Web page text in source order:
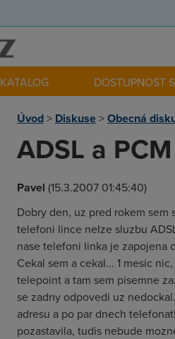
KATALOG DOSTUPNOST
Úvod> Diskuse>Obecná
ADSL a
Pavel (15.3.2007 01:45:40)
Dobry den, uz pred rokem
telefoni lince nelze sluzbu
nase telefoni linka je zapojena
Cekal sem a cekal... 1 mesic
telepoint a tam sem pisemne
se zadny odpovedi uz
adresu a po par dnech
pozastavila, tudis nebude